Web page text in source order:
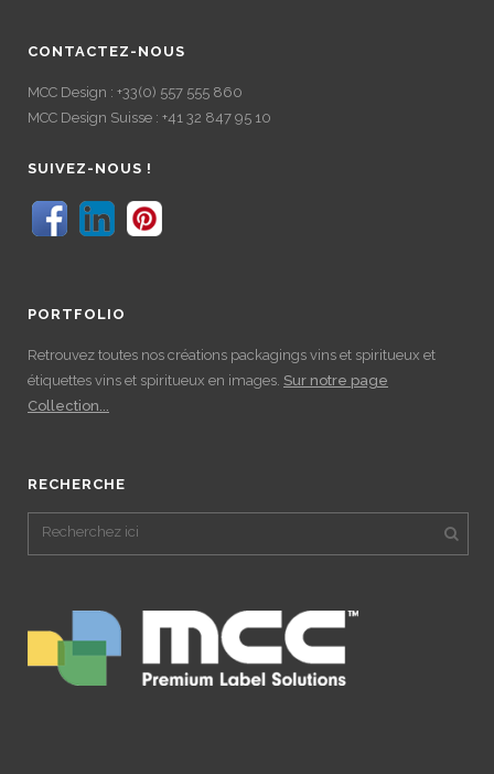
CONTACTEZ-NOUS
MCC Design : +33(0) 557 555 860
MCC Design Suisse : +41 32 847 95 10
SUIVEZ-NOUS !
PORTFOLIO
Retrouvez toutes nos créations packagings vins et spiritueux et
étiquettes vins et spiritueux en images. Sur notre page
Collection...
RECHERCHE